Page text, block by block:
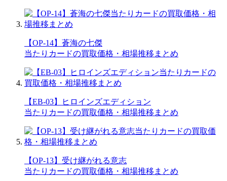
【OP-14】蒼海の七傑
当たりカードの買取価格・相場推移まとめ
【EB-03】ヒロインズエディション
当たりカードの買取価格・相場推移まとめ
【OP-13】受け継がれる意志
当たりカードの買取価格・相場推移まとめ